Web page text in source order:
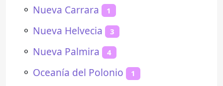
⚬ Nueva Carrara 1
⚬ Nueva Helvecia 3
⚬ Nueva Palmira 4
⚬ Oceanía del Polonio 1